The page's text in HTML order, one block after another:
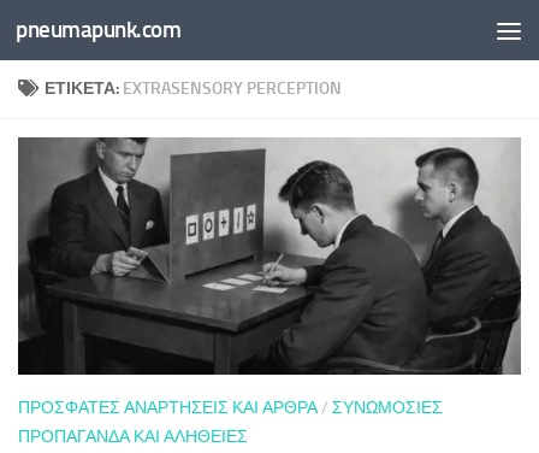
Skip to content
pneumapunk.com
ΕΤΙΚΈΤΑ: EXTRASENSORY PERCEPTION
ΠΡΌΣΦΑΤΕΣ ΑΝΑΡΤΉΣΕΙΣ ΚΑΙ ΆΡΘΡΑ/ ΣΥΝΩΜΟΣΊΕΣ
ΠΡΟΠΑΓΆΝΔΑ ΚΑΙ ΑΛΉΘΕΙΕΣ